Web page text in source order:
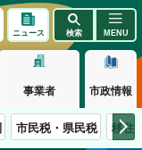
ニュース 検索 MENU
事業者 市政情報
市民税・県民税 移住